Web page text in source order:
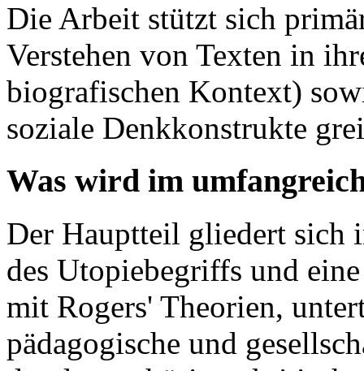
Die Arbeit stützt sich
Verstehen von Texten in
biografischen Kontext)
soziale Denkkonstrukte
Was wird im
Der Hauptteil gliedert sich
des Utopiebegriffs und
mit Rogers' Theorien,
pädagogische und